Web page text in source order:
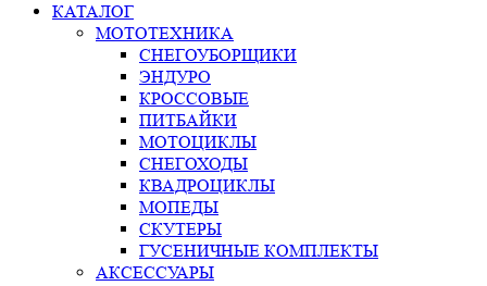
КАТАЛОГ
МОТОТЕХНИКА
СНЕГОУБОРЩИКИ
ЭНДУРО
КРОССОВЫЕ
ПИТБАЙКИ
МОТОЦИКЛЫ
СНЕГОХОДЫ
КВАДРОЦИКЛЫ
МОПЕДЫ
СКУТЕРЫ
ГУСЕНИЧНЫЕ КОМПЛЕКТЫ
АКСЕССУАРЫ